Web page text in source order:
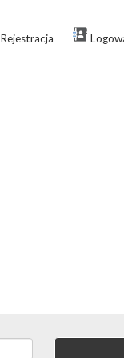
Rejestracja